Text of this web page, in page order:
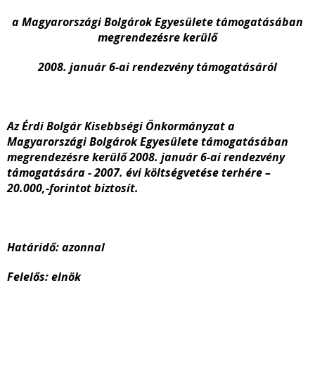
a Magyarországi Bolgárok Egyesülete támogatásában
megrendezésre kerülő
2008. január 6-ai rendezvény támogatásáról
Az Érdi Bolgár Kisebbségi Önkormányzat a
Magyarországi Bolgárok Egyesülete támogatásában
megrendezésre kerülő 2008. január 6-ai rendezvény
támogatására - 2007. évi költségvetése terhére –
20.000,-forintot biztosít.
Határidő: azonnal
Felelős: elnök